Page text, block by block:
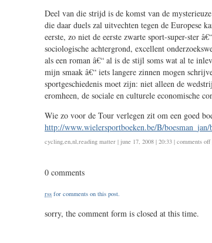
Deel van die strijd is de komst van de
die daar duels zal uitvechten tegen de Europese
eerste, zo niet de eerste zwarte sport-super-ster
sociologische achtergrond, excellent
als een roman â€“ al is de stijl soms wat al te
mijn smaak â€“ iets langere zinnen mogen
sportgeschiedenis moet zijn: niet alleen de
eromheen, de sociale en culturele economische
Wie zo voor de Tour verlegen zit om een goed
http://www.wielersportboeken.be/B/boesman_jan/
cycling,en,nl,reading matter | june 17, 2008 | 20:33 | comments off
0 comments
rss for comments on this post.
sorry, the comment form is closed at this time.